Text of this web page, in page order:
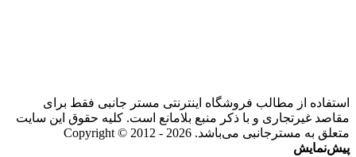
استفاده از مطالب فروشگاه اینترنتی مستر جانبی فقط برای
مقاصد غیرتجاری و با ذکر منبع بلامانع است. کلیه حقوق این سایت
متعلق به مسترجانبی می‌باشد. Copyright © 2012 - 2026
پیش‌نمایش